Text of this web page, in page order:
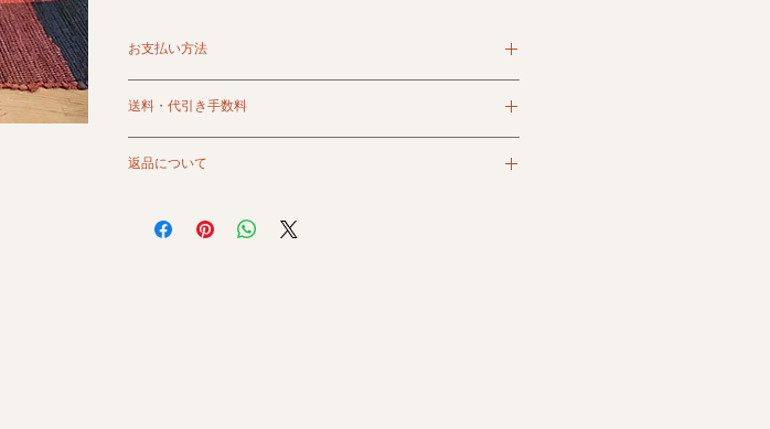
お支払い方法
ます。
代金引換は別途手数料がかかります。
詳しくはお買い物ガイドをご覧ください。
送料・代引き手数料
1,000円（北海道・沖縄は2,000円）
返品について
商品画像は極力現物に近くなるようにしておりますが、